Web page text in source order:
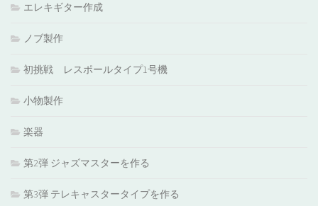
エレキギター作成
ノブ製作
初挑戦 レスポールタイプ1号機
小物製作
楽器
第2弾 ジャズマスターを作る
第3弾 テレキャスタータイプを作る